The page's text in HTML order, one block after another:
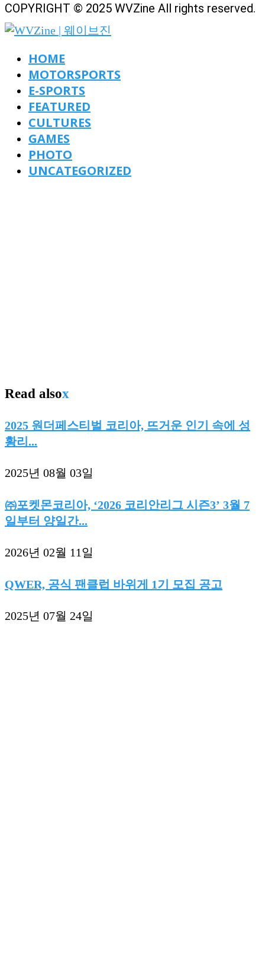
COPYRIGHT © 2025 WVZine All rights reserved.
HOME
MOTORSPORTS
E-SPORTS
FEATURED
CULTURES
GAMES
PHOTO
UNCATEGORIZED
Read alsox
2025 원더페스티벌 코리아, 뜨거운 인기 속에 성
황리...
2025년 08월 03일
㈜포켓몬코리아, ‘2026 코리안리그 시즌3’ 3월 7
일부터 양일간...
2026년 02월 11일
QWER, 공식 팬클럽 바위게 1기 모집 공고
2025년 07월 24일